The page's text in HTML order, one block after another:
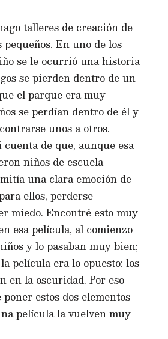
talleres de creación de
En uno de los
se le ocurrió una historia
se pierden dentro de un
el parque era muy
se perdían dentro de él y
unos a otros.
de que, aunque esa
niños de escuela
una clara emoción de
ellos, perderse
miedo. Encontré esto muy
esa película, al comienzo
y lo pasaban muy bien;
película era lo opuesto: los
en la oscuridad. Por eso
estos dos elementos
película la vuelven muy